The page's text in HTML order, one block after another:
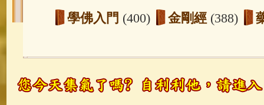
學佛入門 (400) 金剛經 (388)
玉曆寶鈔(236) 地藏經(225)
觀世音菩薩 (147) 聖救度佛母(